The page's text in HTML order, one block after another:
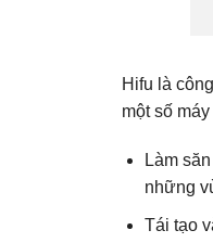
Hifu là
một số
Làm
những
Tái tạo